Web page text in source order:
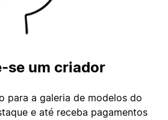
se um criador
para a galeria de modelos do
e até receba pagamentos